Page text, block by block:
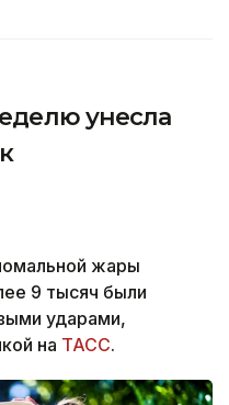
унесла
жары
9 тысяч были
ударами,
на ТАСС.